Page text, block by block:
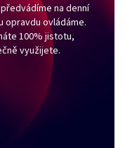
na denní
opravdu ovládáme.
100% jistotu,
využijete.